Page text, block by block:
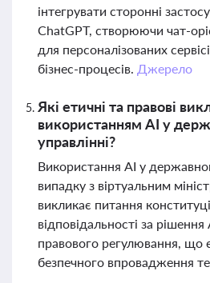
інтегрувати сторонні
ChatGPT, створюючи чат-
для персоналізованих
бізнес-процесів. Джерело
Які етичні та правові
використанням AI у
управлінні?
Використання AI у
випадку з віртуальним
викликає питання
відповідальності за рішення
правового регулювання, що
безпечного впровадження